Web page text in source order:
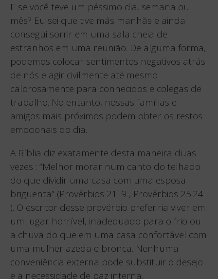
E se você teve um péssimo dia, semana ou
mês? Eu sei que tive más manhãs e ainda
consegui sorrir em uma sala cheia de
estranhos em uma reunião. De alguma forma,
podemos colocar sentimentos negativos atrás
de nós e agir civilmente até mesmo
calorosamente para conhecidos e colegas de
trabalho. No entanto, nossas famílias e
amigos mais próximos podem obter os restos
emocionais do dia.
A Bíblia diz exatamente desta maneira duas
vezes : “Melhor morar num canto do telhado
do que dividir uma casa com uma esposa
briguenta” (Provérbios 21: 9 , Provérbios 25:24
). O escritor desse provérbio preferiria viver em
um lugar horrível, inadequado para o frio ou
a chuva do que em uma casa confortável com
uma mulher azeda e bronca. Nenhuma
conveniência externa pode substituir o desejo
e a necessidade de paz interna.